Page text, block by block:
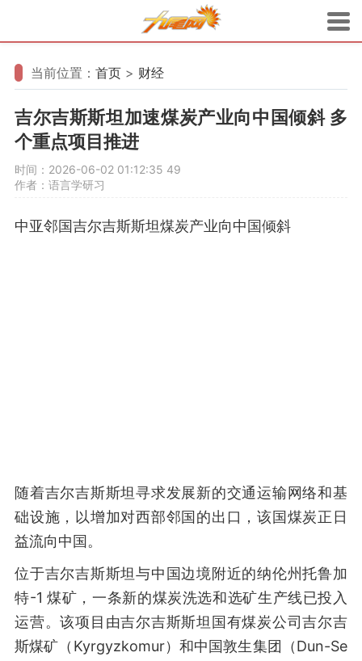
当前位置： 首页 > 财经
吉尔吉斯斯坦加速煤炭产业向中国倾斜 多
个重点项目推进
时间：2026-06-02 01:12:35 49
作者：语言学研习
中亚邻国吉尔吉斯斯坦煤炭产业向中国倾斜
随着吉尔吉斯斯坦寻求发展新的交通运输网络和基
础设施，以增加对西部邻国的出口，该国煤炭正日
益流向中国。
位于吉尔吉斯斯坦与中国边境附近的纳伦州托鲁加
特-1 煤矿，一条新的煤炭洗选和选矿生产线已投入
运营。该项目由吉尔吉斯斯坦国有煤炭公司吉尔吉
斯煤矿（Kyrgyzkomur）和中国敦生集团（Dun-Se